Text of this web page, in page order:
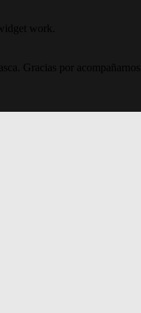
work.
Gracias por